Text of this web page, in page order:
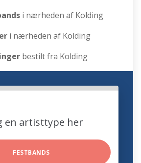
i nærheden af Kolding
i nærheden af Kolding
bestilt fra Kolding
en artisttype her
FESTBANDS